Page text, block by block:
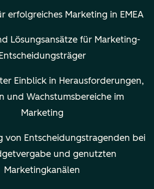
erfolgreiches Marketing in EMEA
Lösungsansätze für Marketing-
Einblick in Herausforderungen,
und Wachstumsbereiche im
Marketing
von Entscheidungstragenden bei
und genutzten
Marketingkanälen